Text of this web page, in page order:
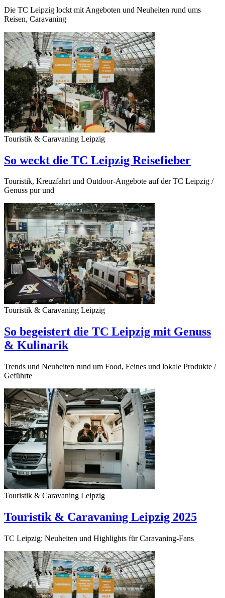
Die TC Leipzig lockt mit Angeboten und Neuheiten rund ums
Reisen, Caravaning
Touristik & Caravaning Leipzig
So weckt die TC Leipzig Reisefieber
Touristik, Kreuzfahrt und Outdoor-Angebote auf der TC Leipzig /
Genuss pur und
Touristik & Caravaning Leipzig
So begeistert die TC Leipzig mit Genuss
& Kulinarik
Trends und Neuheiten rund um Food, Feines und lokale Produkte /
Geführte
Touristik & Caravaning Leipzig
Touristik & Caravaning Leipzig 2025
TC Leipzig: Neuheiten und Highlights für Caravaning-Fans